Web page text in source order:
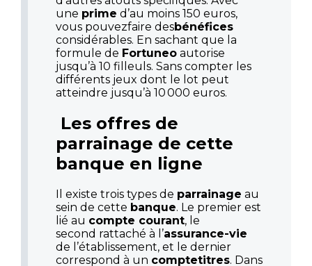
une prime d’au moins 150 euros,
vous pouvezfaire desbénéfices
considérables. En sachant que la
formule de Fortuneo autorise
jusqu’à 10 filleuls. Sans compter les
différents jeux dont le lot peut
atteindre jusqu’à 10 000 euros.
Les offres de
parrainage de cette
banque en ligne
Il existe trois types de parrainage au
sein de cette banque. Le premier est
lié au compte courant, le
second rattaché à l’assurance-vie
de l’établissement, et le dernier
correspond à un comptetitres. Dans